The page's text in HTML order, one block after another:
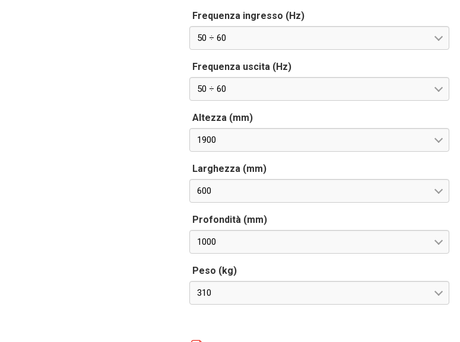
Frequenza ingresso (Hz)
50 ÷ 60
Frequenza uscita (Hz)
50 ÷ 60
Altezza (mm)
1900
Larghezza (mm)
600
Profondità (mm)
1000
Peso (kg)
310